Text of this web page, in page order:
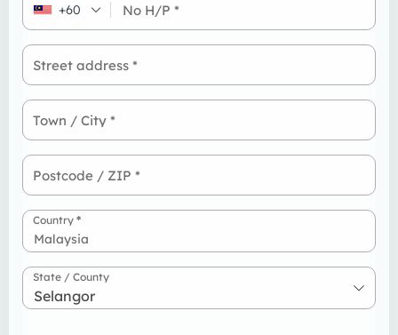
No H/P *
+60
Street address *
Town / City *
Postcode / ZIP *
Country *
Malaysia
State / County
Selangor